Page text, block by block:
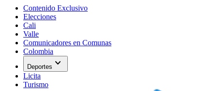
Contenido Exclusivo
Elecciones
Cali
Valle
Comunicadores en Comunas
Colombia
Deportes expand_more
Licita
Turismo